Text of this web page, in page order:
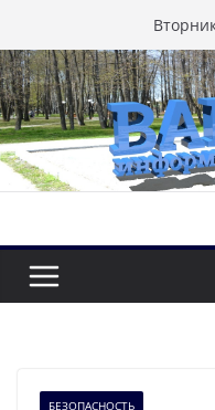
к
содержимому
БЕЗОПАСНОСТЬ